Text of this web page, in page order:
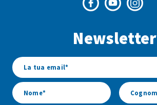
di
di
di
Newsletter